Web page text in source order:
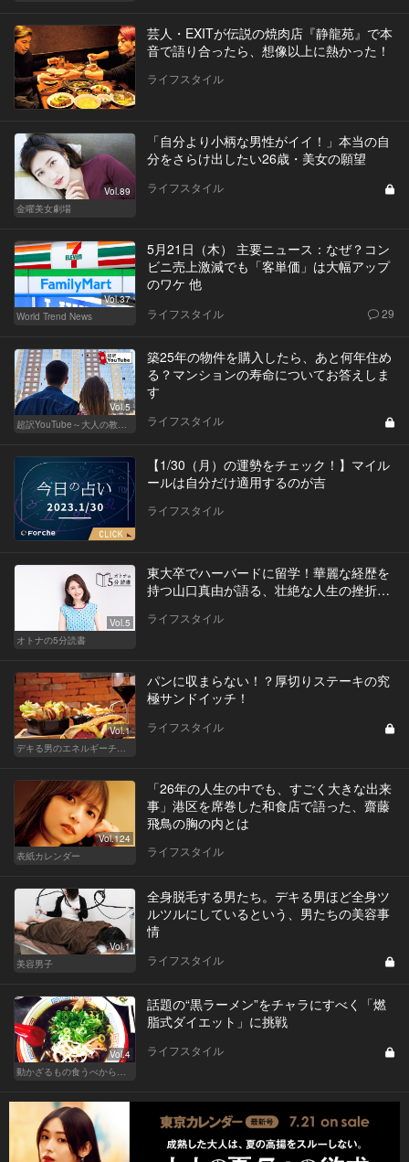
芸人・EXITが伝説の焼肉店『静龍苑』で本
音で語り合ったら、想像以上に熱かった！
ライフスタイル
Vol.89
金曜美女劇場
「自分より小柄な男性がイイ！」本当の自
分をさらけ出したい26歳・美女の願望
ライフスタイル
Vol.37
World Trend News
5月21日（木） 主要ニュース：なぜ？コン
ビニ売上激減でも「客単価」は大幅アップ
のワケ 他
ライフスタイル 29
Vol.5
築25年の物件を購入したら、あと何年住め
る？マンションの寿命についてお答えしま
す
ライフスタイル
【1/30（月）の運勢をチェック！】マイル
ールは自分だけ適用するのが吉
ライフスタイル
Vol.5
オトナの5分読書
東大卒でハーバードに留学！華麗な経歴を
持つ山口真由が語る、壮絶な人生の挫折…
ライフスタイル
Vol.1
パンに収まらない！？厚切りステーキの究
極サンドイッチ！
ライフスタイル
Vol.124
表紙カレンダー
「26年の人生の中でも、すごく大きな出来
事」港区を席巻した和食店で語った、齋藤
飛鳥の胸の内とは
ライフスタイル
Vol.1
美容男子
全身脱毛する男たち。デキる男ほど全身ツ
ルツルにしているという、男たちの美容事
情
ライフスタイル
Vol.4
話題の“黒ラーメン”をチャラにすべく「燃
脂式ダイエット」に挑戦
ライフスタイル